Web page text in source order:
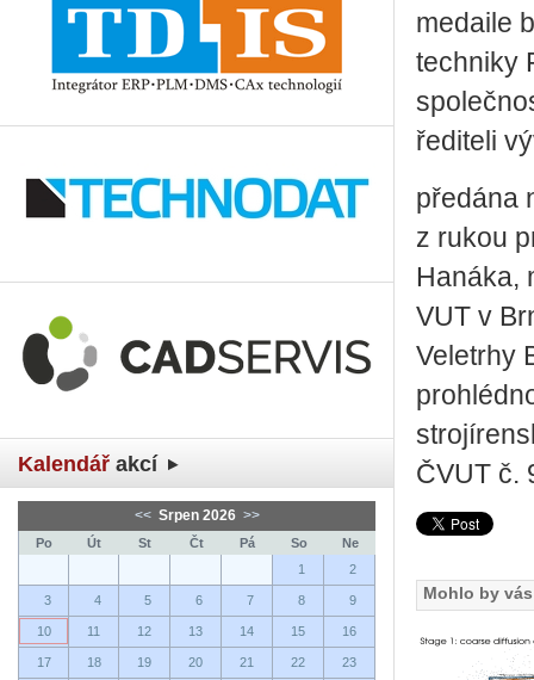
Kalendář akcí
<< Srpen 2026 >>
Po Út St Čt Pá So
Ne
1
2
3 4 5 6 7 8 9
10 11 12 13 14 15 16
17 18 19 20 21 22 23
medaile
techniky
řediteli
předána
z rukou
Hanáka,
VUT v
Veletrhy
ČVUT č.
Mohlo by